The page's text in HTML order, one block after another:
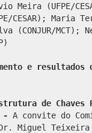
Meira (UFPE/
CESAR); Maria
(CONJUR/MCT);
e resultados
de Chaves
- A convite do
Miguel Teixeira